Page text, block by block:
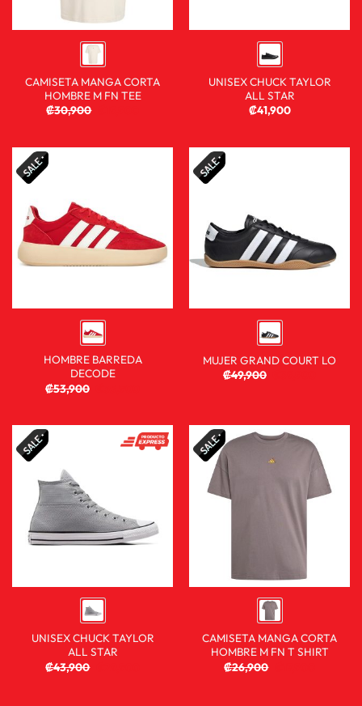
CAMISETA MANGA CORTA
HOMBRE M FN TEE
₡30,900
UNISEX CHUCK TAYLOR
ALL STAR
₡41,900
HOMBRE BARREDA
DECODE
₡53,900
MUJER GRAND COURT LO
₡49,900
UNISEX CHUCK TAYLOR
ALL STAR
₡43,900
CAMISETA MANGA CORTA
HOMBRE M FN T SHIRT
₡26,900